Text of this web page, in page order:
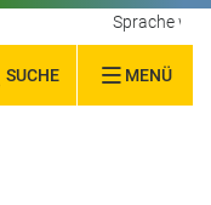
SUCHE MENÜ
Sprache